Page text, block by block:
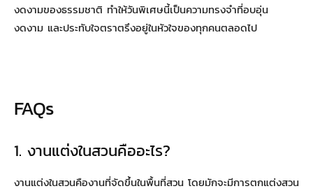
งดงามของธรรมชาติ ทำให้วันพิเศษนี้เป็นความทรงจำที่อบอุ่น
งดงาม และประทับใจตราตรึงอยู่ในหัวใจของทุกคนตลอดไป
FAQs
1. งานแต่งในสวนคืออะไร?
งานแต่งในสวนคืองานที่จัดขึ้นในพื้นที่สวน โดยมักจะมีการตกแต่งสวน